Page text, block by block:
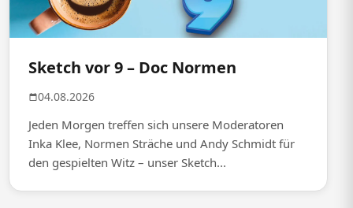
Sketch vor 9 – Doc Normen
04.08.2026
Jeden Morgen treffen sich unsere Moderatoren
Inka Klee, Normen Sträche und Andy Schmidt für
den gespielten Witz – unser Sketch...